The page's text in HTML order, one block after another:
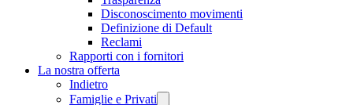
Disconoscimento movimenti
Definizione di Default
Reclami
Rapporti con i fornitori
La nostra offerta
Indietro
Famiglie e Privati